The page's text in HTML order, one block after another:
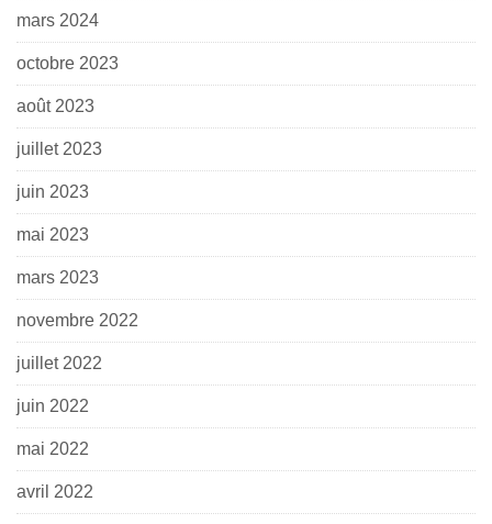
mars 2024
octobre 2023
août 2023
juillet 2023
juin 2023
mai 2023
mars 2023
novembre 2022
juillet 2022
juin 2022
mai 2022
avril 2022